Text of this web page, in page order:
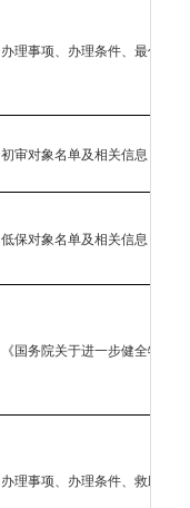
办理事项、办理条件、最低生
初审对象名单及相关信息
低保对象名单及相关信息
《国务院关于进一步健全特困
办理事项、办理条件、救助供